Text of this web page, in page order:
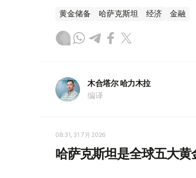
黄金储备 哈萨克斯坦 经济 金融
木合塔尔 哈力木拉
编译
08:31, 31 7月 2026
哈萨克斯坦是全球五大黄